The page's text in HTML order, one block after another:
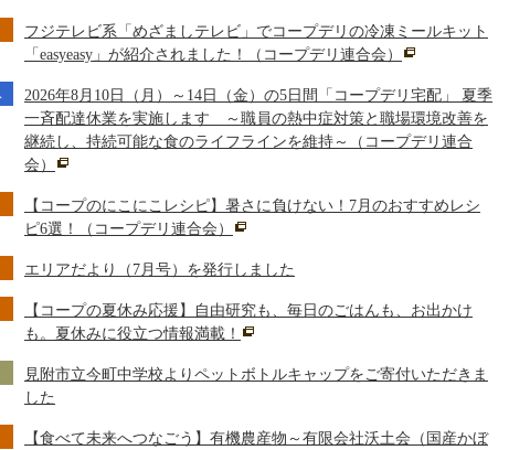
フジテレビ系「めざましテレビ」でコープデリの冷凍ミールキット
「easyeasy」が紹介されました！（コープデリ連合会）
2026年8月10日（月）～14日（金）の5日間「コープデリ宅配」 夏季
一斉配達休業を実施します ～職員の熱中症対策と職場環境改善を
継続し、持続可能な食のライフラインを維持～（コープデリ連合
会）
【コープのにこにこレシピ】暑さに負けない！7月のおすすめレシ
ピ6選！（コープデリ連合会）
エリアだより（7月号）を発行しました
【コープの夏休み応援】自由研究も、毎日のごはんも、お出かけ
も。夏休みに役立つ情報満載！
見附市立今町中学校よりペットボトルキャップをご寄付いただきま
した
【食べて未来へつなごう】有機農産物～有限会社沃土会（国産かぼ